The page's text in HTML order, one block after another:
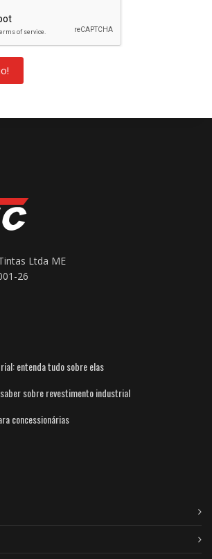
Ltda ME
26
entenda tudo sobre elas
sobre revestimento industrial
concessionárias